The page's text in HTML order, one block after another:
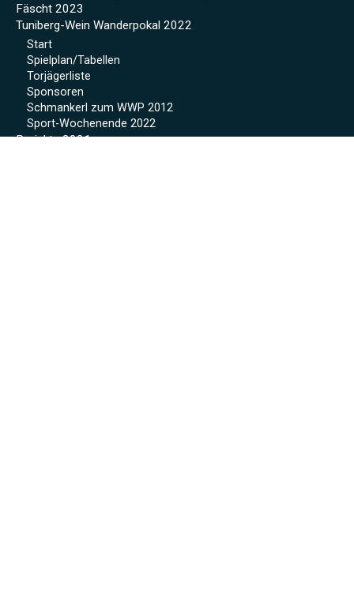
Fäscht 2023
Tuniberg-Wein Wanderpokal 2022
Start
Spielplan/Tabellen
Torjägerliste
Sponsoren
Schmankerl zum WWP 2012
Sport-Wochenende 2022
Projekte 2021